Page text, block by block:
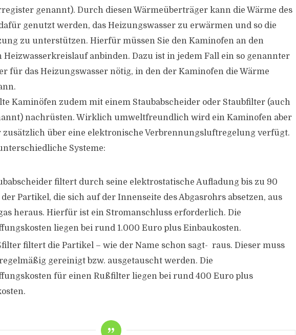
genannt). Durch diesen Wärmeüberträger kann die Wärme des
genutzt werden, das Heizungswasser zu erwärmen und so die
zu unterstützen. Hierfür müssen Sie den Kaminofen an den
Heizwasserkreislauf anbinden. Dazu ist in jedem Fall ein so genannter
für das Heizungswasser nötig, in den der Kaminofen die Wärme
Kaminöfen zudem mit einem Staubabscheider oder Staubfilter (auch
nachrüsten. Wirklich umweltfreundlich wird ein Kaminofen aber
zusätzlich über eine elektronische Verbrennungsluftregelung verfügt.
Systeme:
filtert durch seine elektrostatische Aufladung bis zu 90
Partikel, die sich auf der Innenseite des Abgasrohrs absetzen, aus
heraus. Hierfür ist ein Stromanschluss erforderlich. Die
liegen bei rund 1.000 Euro plus Einbaukosten.
filtert die Partikel – wie der Name schon sagt- raus. Dieser muss
gereinigt bzw. ausgetauscht werden. Die
für einen Rußfilter liegen bei rund 400 Euro plus